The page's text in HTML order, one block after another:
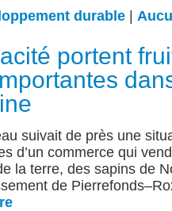
durable
portent
suivait de près une
d’un commerce qui
la terre, des sapins de
de